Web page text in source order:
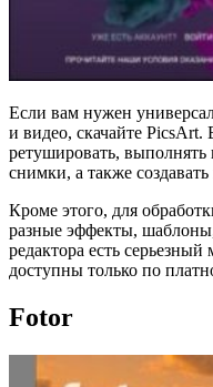
Если вам нужен
и видео, скачайте
ретушировать, выполнять
снимки, а также
Кроме этого, для
разные эффекты,
редактора есть
доступны только по
Fotor